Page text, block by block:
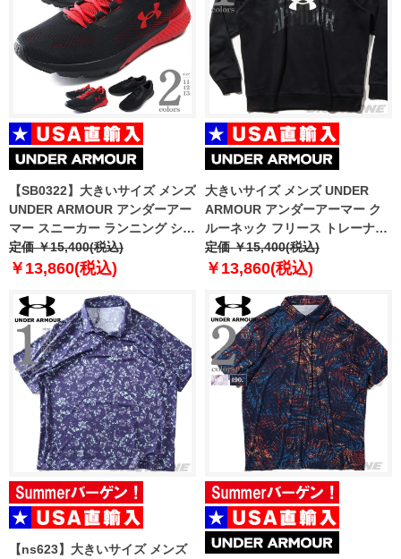
【SB0322】大きいサイズ メンズ
UNDER ARMOUR アンダーアー
マー スニーカー ランニング シュ
ーズ USA直輸入 3026998
定価 ￥15,400(税込)
￥13,860(税込)
大きいサイズ メンズ UNDER
ARMOUR アンダーアーマー ク
ルーネック フリース トレーナー
RIVAL FLEECE WORDMARK
DYE CREW USA直輸入
定価 ￥15,400(税込)
￥13,860(税込)
【ns623】大きいサイズ メンズ